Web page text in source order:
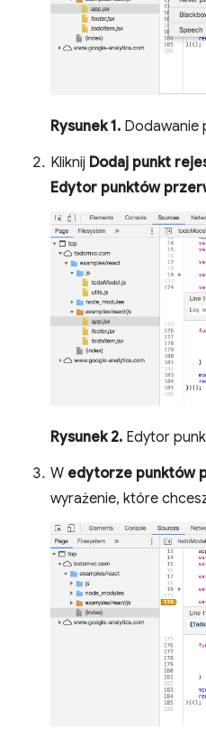
Rysunek 1. Dodawanie
Kliknij Dodaj punkt
Edytor punktów
Rysunek 2. Edytor
W edytorze punktów
wyrażenie, które